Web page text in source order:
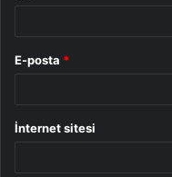
E-posta *
İnternet sitesi